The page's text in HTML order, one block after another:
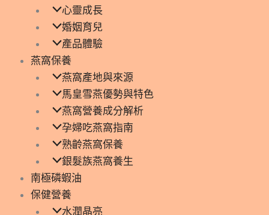
心靈成長
婚姻育兒
產品體驗
燕窩保養
燕窩產地與來源
馬皇雪燕優勢與特色
燕窩營養成分解析
孕婦吃燕窩指南
熟齡燕窩保養
銀髮族燕窩養生
南極磷蝦油
保健營養
水潤晶亮